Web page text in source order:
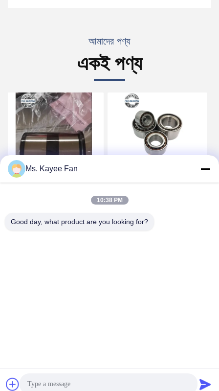
আমাদের পণ্য
একই পণ্য
হাই স্পিড DU49840048
ইস্পাত
ডাবল সারি Gcr15 ক্রোম স্টিল হাব
Ms. Kayee Fan
10:38 PM
Good day, what product are you looking for?